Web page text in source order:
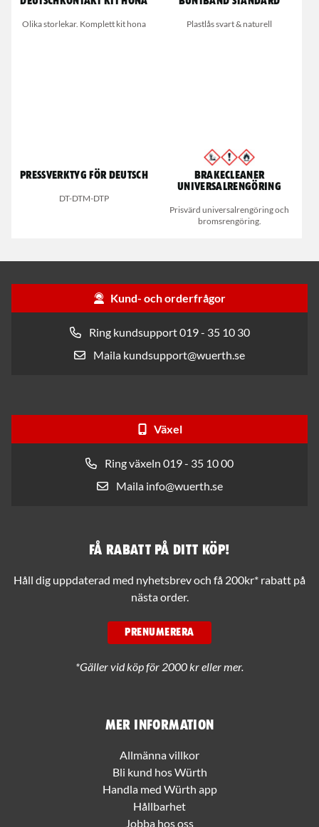
Olika storlekar. Komplett kit hona Plastlås svart & naturell
Pressverktyg för Deutsch
DT-DTM-DTP
Brakecleaner
universalrengöring
Prisvärd universalrengöring och
bromsrengöring.
Kund- och orderfrågor
Ring kundsupport 019 - 35 10 30
Maila kundsupport@wuerth.se
Växel
Ring växeln 019 - 35 10 00
Maila info@wuerth.se
Mer information
Allmänna villkor
Bli kund hos Würth
Handla med Würth app
Hållbarhet
Jobba hos oss
Få rabatt på ditt köp!
Håll dig uppdaterad med nyhetsbrev och få 200kr* rabatt på
nästa order.
PRENUMERERA
*Gäller vid köp för 2000 kr eller mer.